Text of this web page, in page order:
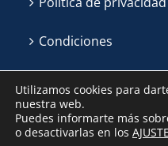
Condiciones
Utilizamos cookies para
nuestra web.
Puedes informarte más
o desactivarlas en los